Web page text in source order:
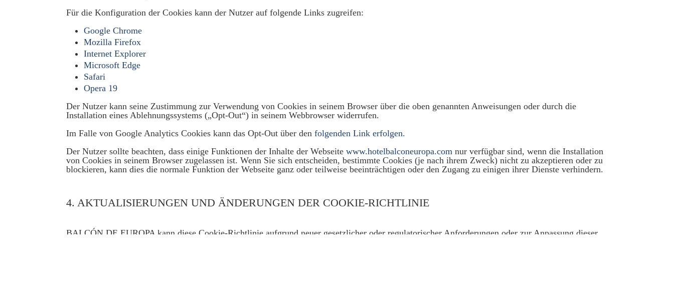
Für die Konfiguration der Cookies kann der Nutzer auf folgende Links zugreifen:
Google Chrome
Mozilla Firefox
Internet Explorer
Microsoft Edge
Safari
Opera 19
Der Nutzer kann seine Zustimmung zur Verwendung von Cookies in seinem Browser über die oben genannten Anweisungen oder durch die
Installation eines Ablehnungssystems („Opt-Out“) in seinem Webbrowser widerrufen.
Im Falle von Google Analytics Cookies kann das Opt-Out über den folgenden Link erfolgen.
Der Nutzer sollte beachten, dass einige Funktionen der Inhalte der Webseite www.hotelbalconeuropa.com nur verfügbar sind, wenn die Installation
von Cookies in seinem Browser zugelassen ist. Wenn Sie sich entscheiden, bestimmte Cookies (je nach ihrem Zweck) nicht zu akzeptieren oder zu
blockieren, kann dies die normale Funktion der Webseite ganz oder teilweise beeinträchtigen oder den Zugang zu einigen ihrer Dienste verhindern.
4. AKTUALISIERUNGEN UND ÄNDERUNGEN DER COOKIE-RICHTLINIE
BALCÓN DE EUROPA kann diese Cookie-Richtlinie aufgrund neuer gesetzlicher oder regulatorischer Anforderungen oder zur Anpassung dieser